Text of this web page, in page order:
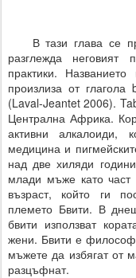
В тази глава се
разглежда неговият
практики.
произлиза от
(Laval-Jeantet 2006).
Централна Африка.
активни алкалоиди,
медицина и
над две хиляди
млади мъже като част
възраст, който ги
племето Бвити. В
бвити използват
жени. Бвити е
мъжете да избягат от
разцъфнат.